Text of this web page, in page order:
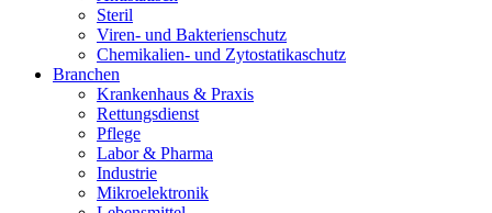
Steril
Viren- und Bakterienschutz
Chemikalien- und Zytostatikaschutz
Branchen
Krankenhaus & Praxis
Rettungsdienst
Pflege
Labor & Pharma
Industrie
Mikroelektronik